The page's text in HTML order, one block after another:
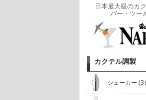
日本最大級のカ
バー・ツー
カクテル調製
シェーカー (3